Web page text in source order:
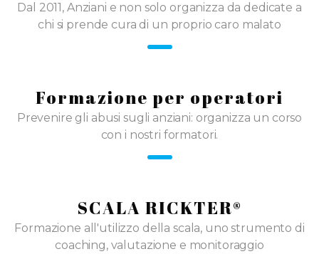
Dal 2011, Anziani e non solo organizza da dedicate a
chi si prende cura di un proprio caro malato
Formazione per operatori
Prevenire gli abusi sugli anziani: organizza un corso
con i nostri formatori.
SCALA RICKTER®
Formazione all'utilizzo della scala, uno strumento di
coaching, valutazione e monitoraggio